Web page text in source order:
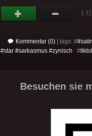
(-1 )
Kommentar (0) | tags: #
#star #sarkasmus #zynisch #
Besuchen sie